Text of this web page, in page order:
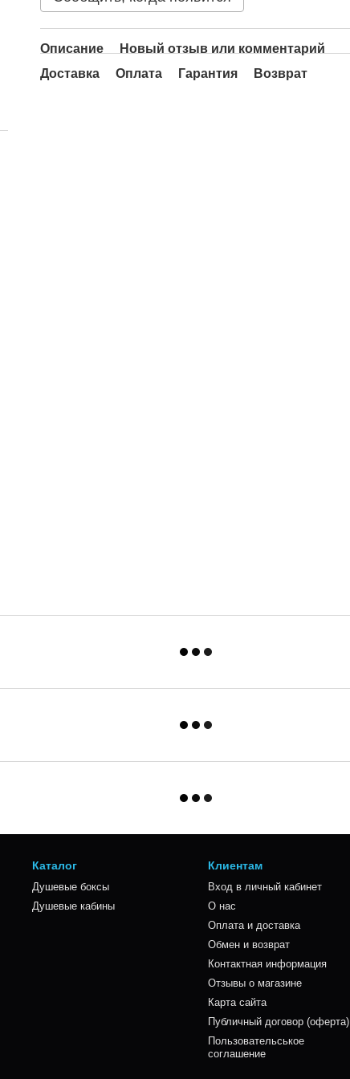
Описание
Новый отзыв или комментарий
Доставка
Оплата Гарантия Возврат
Каталог
Душевые боксы
Душевые кабины
Клиентам
Вход в личный кабинет
О нас
Оплата и доставка
Обмен и возврат
Контактная информация
Отзывы о магазине
Карта сайта
Публичный договор (оферта)
Пользовательськое
соглашение